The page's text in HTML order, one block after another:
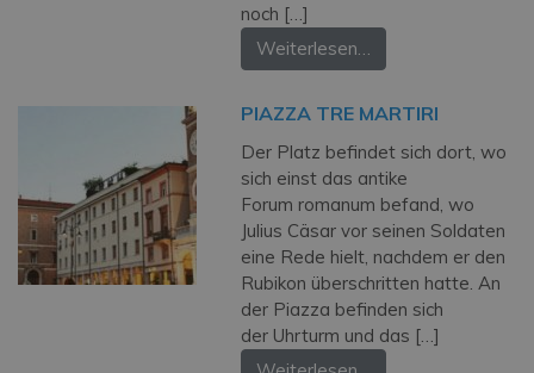
noch […]
Weiterlesen…
PIAZZA TRE MARTIRI
Der Platz befindet sich dort, wo
sich einst das antike
Forum romanum befand, wo
Julius Cäsar vor seinen Soldaten
eine Rede hielt, nachdem er den
Rubikon überschritten hatte. An
der Piazza befinden sich
der Uhrturm und das […]